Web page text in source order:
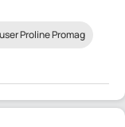
Proline Promag